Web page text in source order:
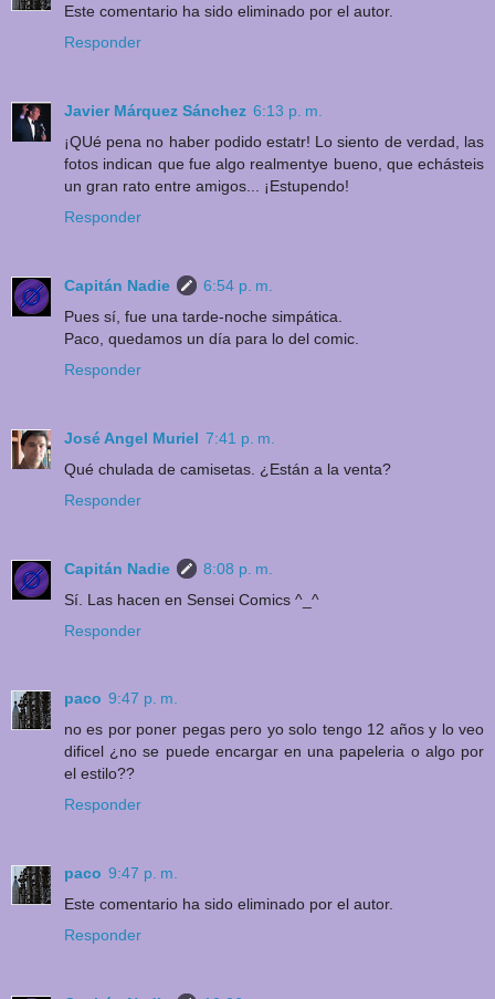
Este comentario ha sido eliminado por el autor.
Responder
Javier Márquez Sánchez 6:13 p. m.
¡QUé pena no haber podido estatr! Lo siento de verdad, las
fotos indican que fue algo realmentye bueno, que echásteis
un gran rato entre amigos... ¡Estupendo!
Responder
Capitán Nadie
6:54 p. m.
Pues sí, fue una tarde-noche simpática.
Paco, quedamos un día para lo del comic.
Responder
José Angel Muriel 7:41 p. m.
Qué chulada de camisetas. ¿Están a la venta?
Responder
Capitán Nadie
8:08 p. m.
Sí. Las hacen en Sensei Comics ^_^
Responder
paco 9:47 p. m.
no es por poner pegas pero yo solo tengo 12 años y lo veo
dificel ¿no se puede encargar en una papeleria o algo por
el estilo??
Responder
paco 9:47 p. m.
Este comentario ha sido eliminado por el autor.
Responder